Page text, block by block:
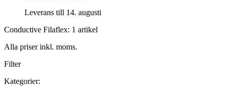
Leverans till 14. augusti
Conductive Filaflex: 1 artikel
Alla priser inkl. moms.
Filter
Kategorier: